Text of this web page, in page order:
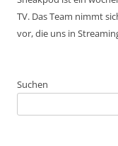
TV. Das Team nimmt
vor, die uns in
Suchen